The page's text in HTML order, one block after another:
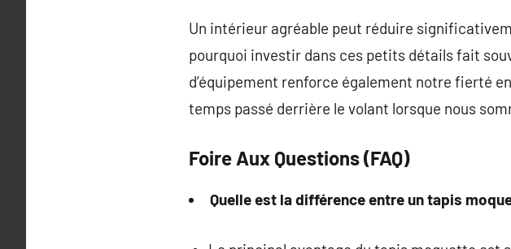
Un intérieur agréable peut réduire
pourquoi investir dans ces petits détails fait
d’équipement renforce également notre fierté
temps passé derrière le volant lorsque nous
Foire Aux Questions (FAQ)
Quelle est la différence entre un tapis